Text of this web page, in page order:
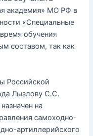
академия» МО РФ в
«Специальные
обучения
составом, так как
Российской
Лызлову С.С.
на
самоходно-
артиллерийского